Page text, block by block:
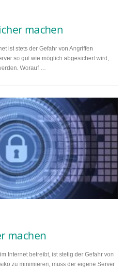
machen
ist stets der Gefahr von Angriffen
so gut wie möglich abgesichert wird,
Worauf …
machen
Internet betreibt, ist stetig der Gefahr von
zu minimieren, muss der eigene Server